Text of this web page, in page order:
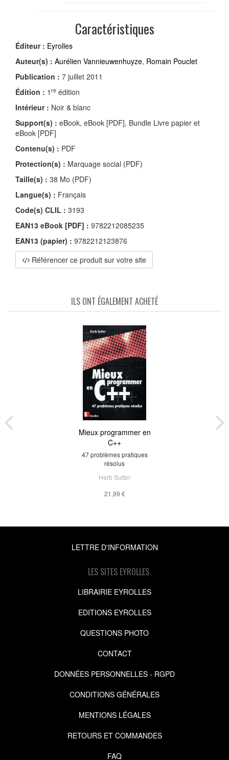
Caractéristiques
Éditeur : Eyrolles
Auteur(s) : Aurélien Vannieuwenhuyze, Romain Pouclet
Publication : 7 juillet 2011
Édition : 1 re édition
Intérieur : Noir & blanc
Support(s) : eBook, eBook [PDF], Bundle Livre papier et
eBook [PDF]
Contenu(s) : PDF
Protection(s) : Marquage social (PDF)
Taille(s) : 38 Mo (PDF)
Langue(s) : Français
Code(s) CLIL : 3193
EAN13 eBook [PDF] : 9782212085235
EAN13 (papier) : 9782212123876
Référencer ce produit sur votre site
ILS ONT ÉGALEMENT ACHETÉ
Mieux programmer en
C++
47 problèmes pratiques
résolus
Herb Sutter
21,99 €
LETTRE D'INFORMATION
LES SITES EYROLLES
LIBRAIRIE EYROLLES
EDITIONS EYROLLES
QUESTIONS PHOTO
CONTACT
DONNÉES PERSONNELLES - RGPD
CONDITIONS GÉNÉRALES
MENTIONS LÉGALES
RETOURS ET COMMANDES
FAQ